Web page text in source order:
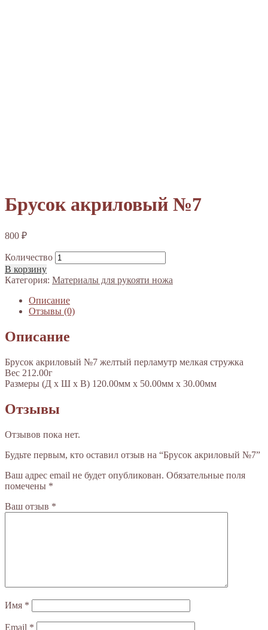
Брусок акриловый №7
800 ₽
Количество
В корзину
Категория: Материалы для рукояти ножа
Описание
Отзывы (0)
Описание
Брусок акриловый №7 желтый перламутр мелкая стружка
Вес 212.00г
Размеры (Д х Ш х В) 120.00мм x 50.00мм x 30.00мм
Отзывы
Отзывов пока нет.
Будьте первым, кто оставил отзыв на “Брусок акриловый №7”
Ваш адрес email не будет опубликован. Обязательные поля
помечены *
Ваш отзыв *
Имя *
Email *